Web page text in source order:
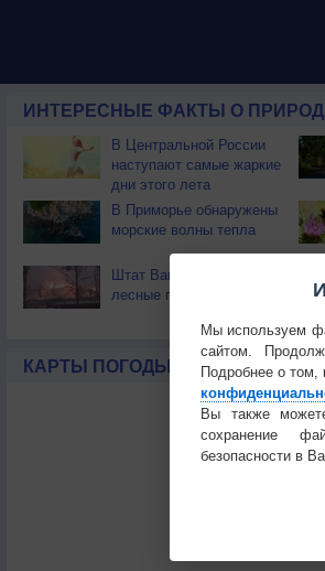
ИНТЕРЕСНЫЕ ФАКТЫ О
В Центральной России
наступают самые жаркие
дни этого лета
В Приморье обнаружены
морские волны тепла
Штат Вашингтон охватили
лесные пожары
КАРТЫ ПОГОДЫ
Мы используем
сайтом.
Подробнее о том,
Вы также
сохранение
безопасности в